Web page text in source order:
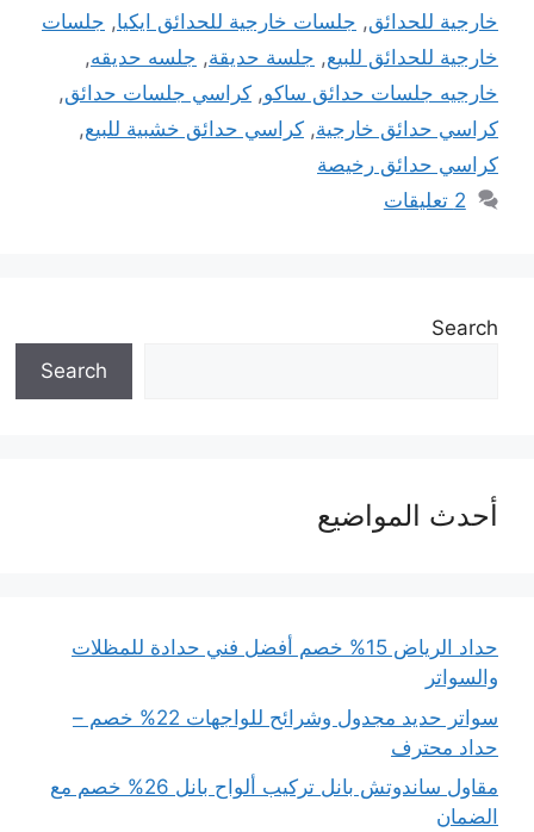
خارجية للحدائق, جلسات خارجية للحدائق ايكيا, جلسات
خارجية للحدائق للبيع, جلسة حديقة, جلسه حديقه,
خارجيه جلسات حدائق ساكو, كراسي جلسات حدائق,
كراسي حدائق خارجية, كراسي حدائق خشبية للبيع,
كراسي حدائق رخيصة
2 تعليقات
Search
Search
أحدث المواضيع
حداد الرياض 15% خصم أفضل فني حدادة للمظلات
والسواتر
سواتر حديد مجدول وشرائح للواجهات 22% خصم –
حداد محترف
مقاول ساندوتش بانل تركيب ألواح بانل 26% خصم مع
الضمان